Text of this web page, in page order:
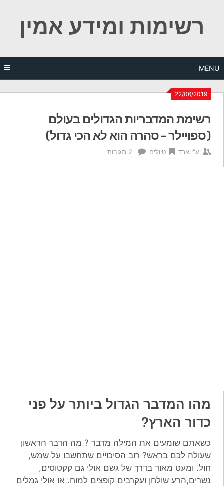
contentרשימות ומידע אמין
MENU
22/06/2019
רשימת המדבריות הגדולים בעולם
(ספויילר – סהרה הוא לא הכי גדול)
ע"י ארד טיולים 2 תגובות
מהו המדבר הגדול ביותר על פני
כדור הארץ?
כשאתם שומעים את המילה מדבר ? מה הדבר הראשון
שעולה לכם בראש? רוב הסיכויים שתחשבו על שמש,
חול. ומעט מאוד בדרך של גשם אולי גם קקטוסים,
נשרים,הרע שולחן ועקרבים קופצים למוח. או אולי גמלים